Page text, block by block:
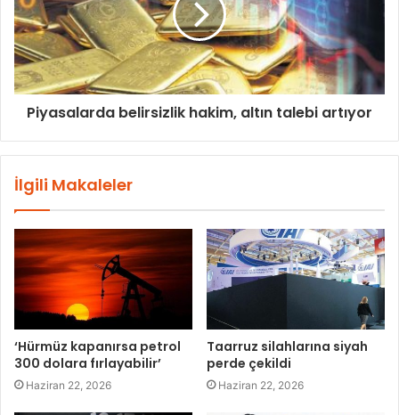
Piyasalarda belirsizlik hakim, altın talebi artıyor
İlgili Makaleler
‘Hürmüz kapanırsa petrol
300 dolara fırlayabilir’
Haziran 22, 2026
Taarruz silahlarına siyah
perde çekildi
Haziran 22, 2026